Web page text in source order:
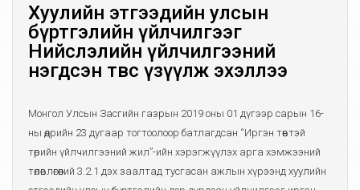
Хуулийн этгээдийн улсын
бүртгэлийн үйлчилгээг
Нийслэлийн үйлчилгээний
нэгдсэн төвөөс үзүүлж эхэллээ
Монгол Улсын Засгийн газрын 2019 оны 01 дүгээр сарын 16-
ны өдрийн 23 дугаар тогтоолоор батлагдсан “Иргэн төвтэй
төрийн үйлчилгээний жил”-ийн хэрэгжүүлэх арга хэмжээний
төлөвлөгөөний 3.2.1 дэх заалтад тусгасан ажлын хүрээнд хуулийн